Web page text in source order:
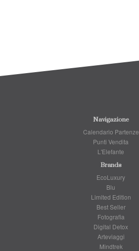
Navigazione
Calendario Partenze
Punti Vendita
L'Elefante
Brands
EcoLuxury
Blu
Limited Edition
Best Seller
Fotografia
Digital Detox
Arteviaggi
Mindtrek